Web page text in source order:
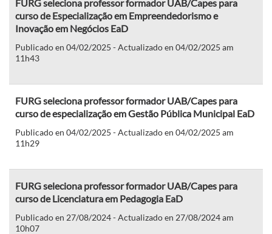
FURG seleciona professor formador UAB/Capes para
curso de Especialização em Empreendedorismo e
Inovação em Negócios EaD
Publicado en 04/02/2025 - Actualizado en 04/02/2025 am
11h43
FURG seleciona professor formador UAB/Capes para
curso de especialização em Gestão Pública Municipal EaD
Publicado en 04/02/2025 - Actualizado en 04/02/2025 am
11h29
FURG seleciona professor formador UAB/Capes para
curso de Licenciatura em Pedagogia EaD
Publicado en 27/08/2024 - Actualizado en 27/08/2024 am
10h07